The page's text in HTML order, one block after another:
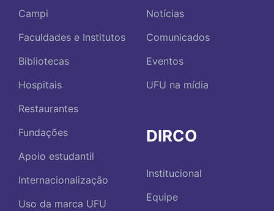
Campi
Faculdades e Institutos
Bibliotecas
Hospitais
Restaurantes
Fundações
Apoio estudantil
Internacionalização
Uso da marca UFU
Notícias
Comunicados
Eventos
UFU na mídia
DIRCO
Institucional
Equipe